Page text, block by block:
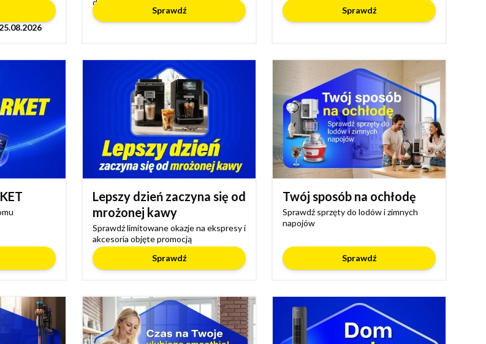
25.08.2026
domu
Sprawdź Sprawdź
Lepszy dzień zaczyna się od
mrożonej kawy
Sprawdź limitowane okazje na ekspresy i
akcesoria objęte promocją
Sprawdź
Twój sposób na ochłodę
Sprawdź sprzęty do lodów i zimnych
napojów
Sprawdź